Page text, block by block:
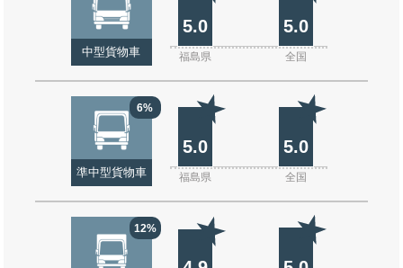
中型貨物車
5.0 5.0
福島県 全国
6%
準中型貨物車
5.0 5.0
福島県 全国
12%